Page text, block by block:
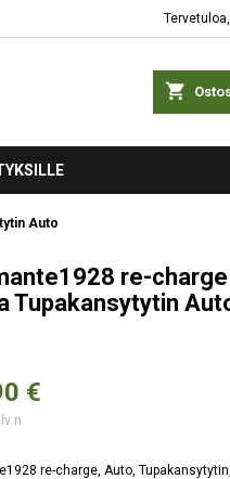
Tervetuloa,
shopping_cart
Auto
re-
Tupakansytytin
€
re-charge, Auto,